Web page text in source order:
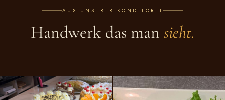
AUS UNSERER KONDITOREI
Handwerk das man sieht.